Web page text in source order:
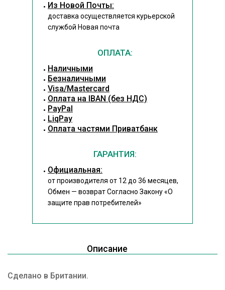
Из Новой Почты:
доставка осуществляется курьерской
службой Новая почта
ОПЛАТА:
Наличными
Безналичными
Visa/Mastercard
Оплата на IBAN (без НДС)
PayPal
LiqPay
Оплата частями Приватбанк
ГАРАНТИЯ:
Официальная:
от производителя от 12 до 36 месяцев,
Обмен — возврат Согласно Закону«О
защите прав потребителей»
Описание
Сделано в Британии.